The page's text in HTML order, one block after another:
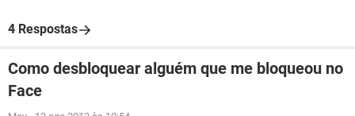
4 Respostas
Como desbloquear alguém que me bloqueou no
Face